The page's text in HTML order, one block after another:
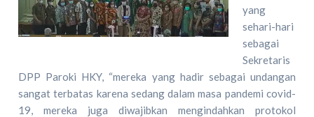
yang
sehari-hari
sebagai
Sekretaris
DPP Paroki HKY, “mereka yang hadir sebagai undangan
sangat terbatas karena sedang dalam masa pandemi covid-
19, mereka juga diwajibkan mengindahkan protokol